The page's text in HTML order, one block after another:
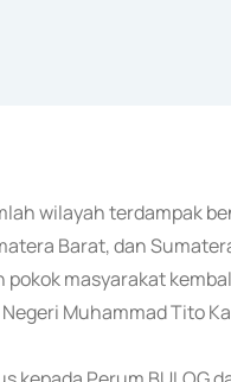
wilayah terdampak
Barat, dan
masyarakat
Muhammad Tito